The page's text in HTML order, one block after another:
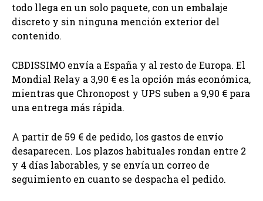
todo llega en un solo paquete, con un embalaje
discreto y sin ninguna mención exterior del
contenido.
CBDISSIMO envía a España y al resto de Europa. El
Mondial Relay a 3,90 € es la opción más económica,
mientras que Chronopost y UPS suben a 9,90 € para
una entrega más rápida.
A partir de 59 € de pedido, los gastos de envío
desaparecen. Los plazos habituales rondan entre 2
y 4 días laborables, y se envía un correo de
seguimiento en cuanto se despacha el pedido.